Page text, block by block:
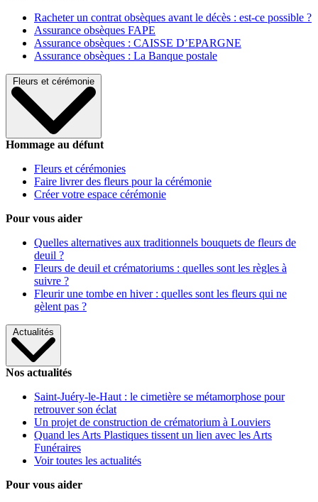
Racheter un contrat obsèques avant le décès : est-ce possible ?
Assurance obsèques FAPE
Assurance obsèques : CAISSE D’EPARGNE
Assurance obsèques : La Banque postale
Fleurs et cérémonie
Hommage au défunt
Fleurs et cérémonies
Faire livrer des fleurs pour la cérémonie
Créer votre espace cérémonie
Pour vous aider
Quelles alternatives aux traditionnels bouquets de fleurs de
deuil ?
Fleurs de deuil et crématoriums : quelles sont les règles à
suivre ?
Fleurir une tombe en hiver : quelles sont les fleurs qui ne
gèlent pas ?
Actualités
Nos actualités
Saint-Juéry-le-Haut : le cimetière se métamorphose pour
retrouver son éclat
Un projet de construction de crématorium à Louviers
Quand les Arts Plastiques tissent un lien avec les Arts
Funéraires
Voir toutes les actualités
Pour vous aider